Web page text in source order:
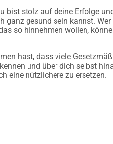
bist stolz auf deine Erfolge
gesund sein kannst.
so hinnehmen wollen,
hast, dass viele
und über dich selbst
eine nützlichere zu ersetzen.